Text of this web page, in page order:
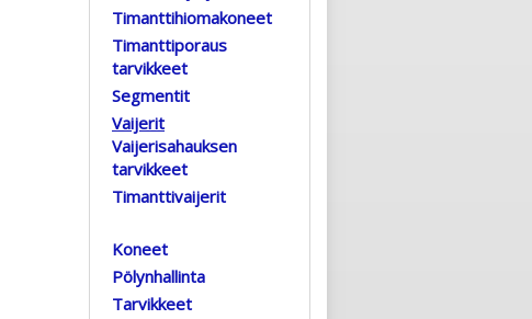
Timanttihiomakoneet
Timanttiporaus
tarvikkeet
Segmentit
Vaijerit
Vaijerisahauksen
tarvikkeet
Timanttivaijerit
Koneet
Pölynhallinta
Tarvikkeet